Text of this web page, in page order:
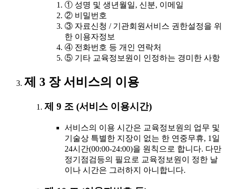
① 성명 및 생년월일, 신분, 이메일
② 비밀번호
③ 자료신청 / 기관회원서비스 권한설정을 위
한 이용자정보
④ 전화번호 등 개인 연락처
⑤ 기타 교육정보원이 인정하는 경미한 사항
제 3 장 서비스의 이용
제 9 조 (서비스 이용시간)
서비스의 이용 시간은 교육정보원의 업무 및
기술상 특별한 지장이 없는 한 연중무휴, 1일
24시간(00:00-24:00)을 원칙으로 합니다. 다만
정기점검등의 필요로 교육정보원이 정한 날
이나 시간은 그러하지 아니합니다.